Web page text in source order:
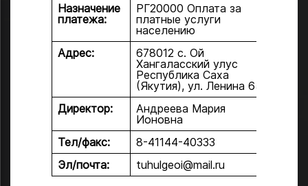
Назначение
платежа:
РГ20000 Оплата за
платные услуги
населению
Адрес:
678012 с. Ой
Хангаласский улус
Республика Саха
(Якутия), ул. Ленина 65
Директор:
Андреева Мария
Ионовна
Тел/факс:
8-41144-40333
Эл/почта:
tuhulgeoi@mail.ru